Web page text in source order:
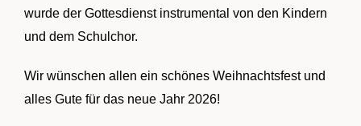
wurde der Gottesdienst instrumental von den Kindern
und dem Schulchor.
Wir wünschen allen ein schönes Weihnachtsfest und
alles Gute für das neue Jahr 2026!